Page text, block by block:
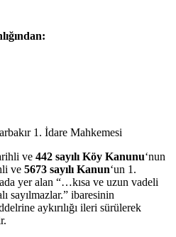
1. İdare Mahkemesi
ve 442 sayılı Köy Kanunu‘nun
ve 5673 sayılı Kanun‘un 1.
yer alan “…kısa ve uzun vadeli
sayılmazlar.” ibaresinin
aykırılığı ileri sürülerek